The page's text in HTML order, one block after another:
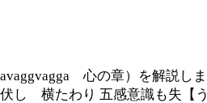
心の章）を解説しま
伏し 横たわり 五感意識も失